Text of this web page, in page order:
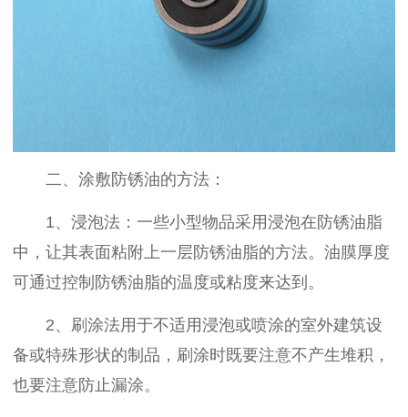
二、涂敷防锈油的方法：
1、浸泡法：一些小型物品采用浸泡在防锈油脂
中，让其表面粘附上一层防锈油脂的方法。油膜厚度
可通过控制防锈油脂的温度或粘度来达到。
2、刷涂法用于不适用浸泡或喷涂的室外建筑设
备或特殊形状的制品，刷涂时既要注意不产生堆积，
也要注意防止漏涂。